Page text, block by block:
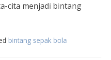
cita menjadi bintang
bintang sepak bola